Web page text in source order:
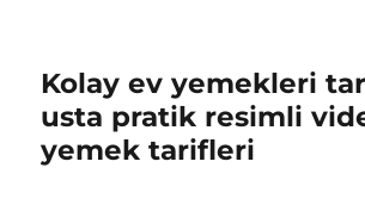
Kolay ev yemekleri
usta pratik resimli
yemek tarifleri